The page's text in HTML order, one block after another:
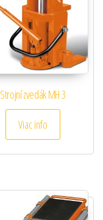
Strojní zvedák MH 3
Viac info